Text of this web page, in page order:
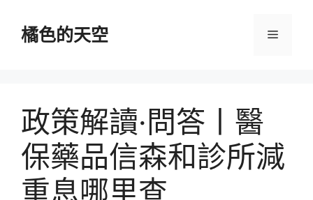
橘色的天空 選
政策解讀·問答丨醫
保藥品信森和診所減
重息哪里查